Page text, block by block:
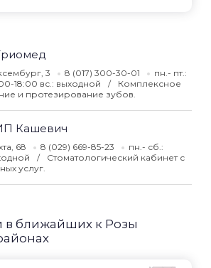
3 8 (017) 300-30-01
пн.- пт.:
18:00 вс.: выходной
Комплексное
и протезирование зубов.
Кашевич
68 8 (029) 669-85-23
пн.- сб.:
Стоматологический кабинет с
услуг.
в ближайших к Розы